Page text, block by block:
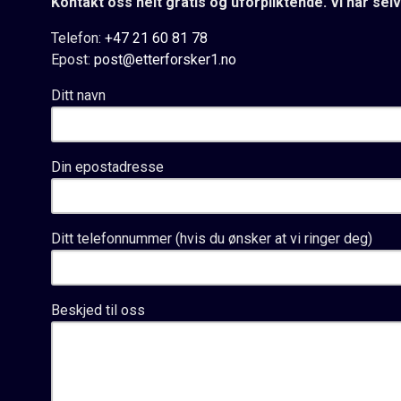
Telefon: +47 21 60 81 78
Epost: post@etterforsker1.no
Ditt navn
Din epostadresse
Ditt telefonnummer (hvis du ønsker at vi ringer deg)
Beskjed til oss